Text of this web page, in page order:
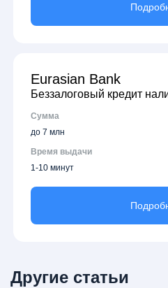
Eurasian Bank
Беззалоговый кредит
Сумма
до 7 млн
Время выдачи
1-10 минут
Другие статьи